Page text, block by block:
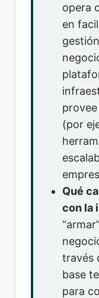
opera
en
(por
Qué
con la
través
base
para